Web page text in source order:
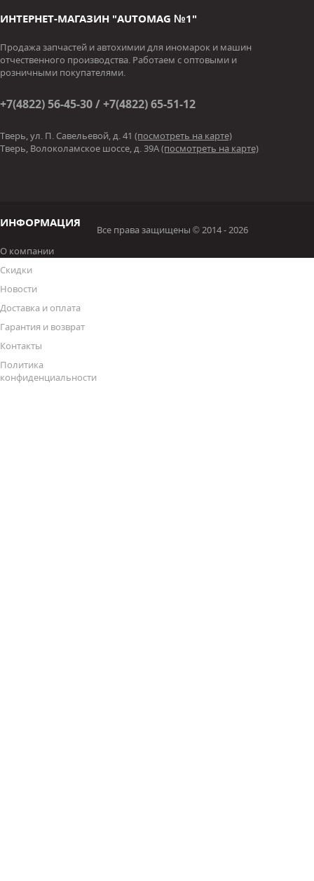
ИНТЕРНЕТ-МАГАЗИН "AUTOMAG №1"
Продажа запчастей и автохимии для иномарок и машин
отчественного производства. Работаем с оптовыми и
розничными покупателями.
+7(4822) 56-45-30 / +7(4822) 65-51-12
Тверь, ул. П. Савельевой, д. 41 (посмотреть на карте)
Тверь, Волоколамское шоссе, д. 39А(посмотреть на карте)
ИНФОРМАЦИЯ
О компании
Скидки
Новости
Доставка и оплата
Гарантия и возврат
Контакты
Политика
конфиденциальности
Все права защищены © 2014 - 2026